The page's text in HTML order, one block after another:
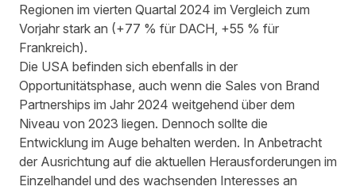
Regionen im vierten Quartal 2024 im Vergleich zum
Vorjahr stark an (+77 % für DACH, +55 % für
Frankreich).
Die USA befinden sich ebenfalls in der
Opportunitätsphase, auch wenn die Sales von Brand
Partnerships im Jahr 2024 weitgehend über dem
Niveau von 2023 liegen. Dennoch sollte die
Entwicklung im Auge behalten werden. In Anbetracht
der Ausrichtung auf die aktuellen Herausforderungen im
Einzelhandel und des wachsenden Interesses an